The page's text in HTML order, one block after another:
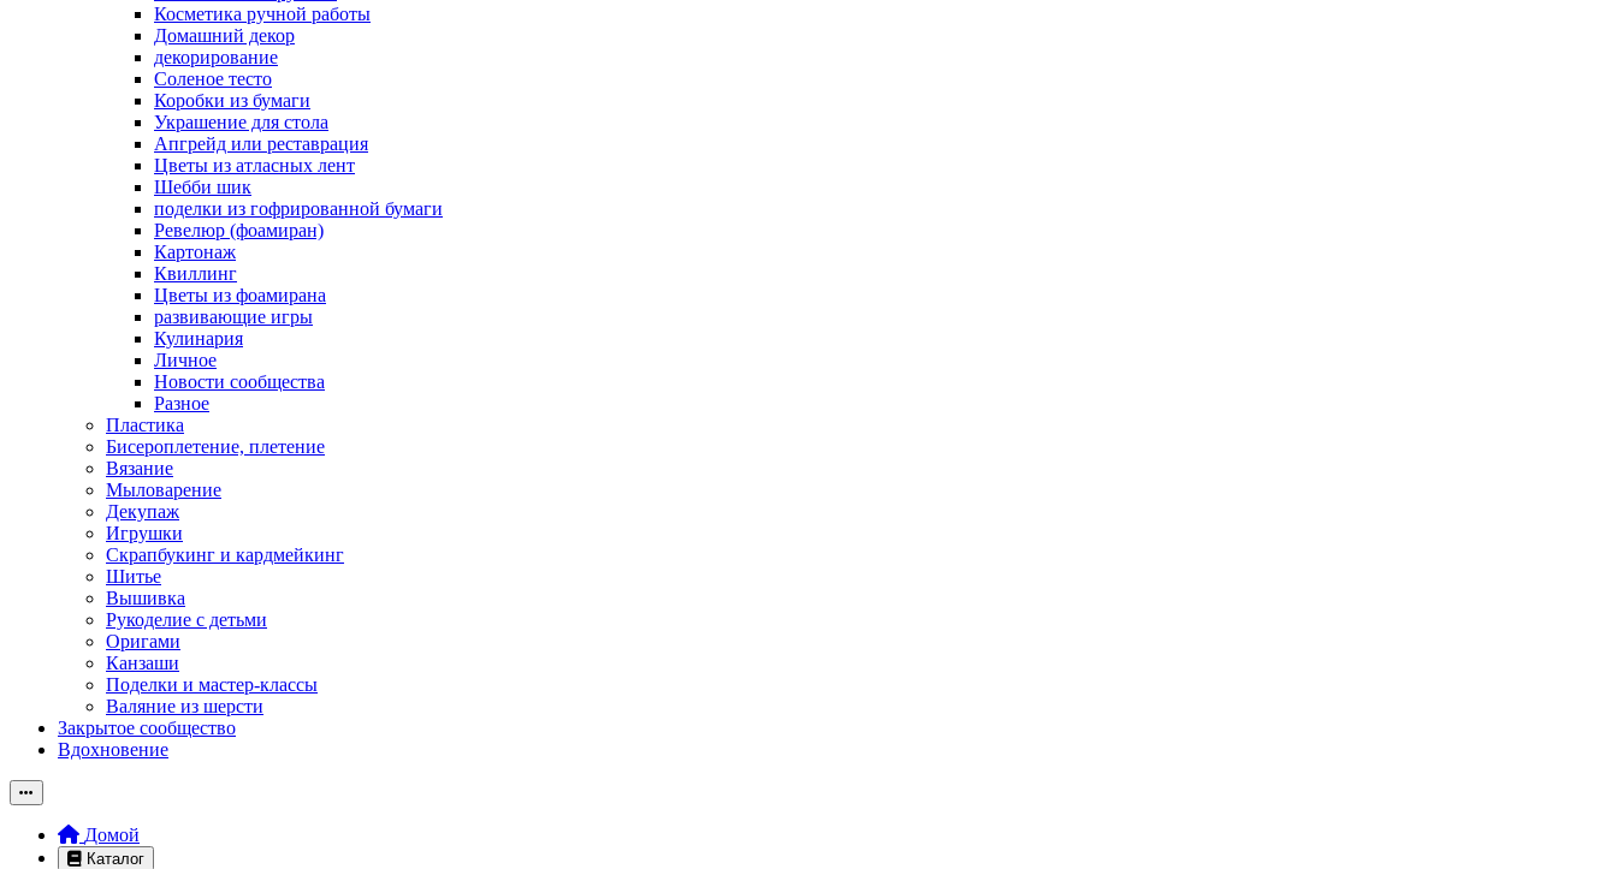
Косметика ручной работы
Домашний декор
декорирование
Соленое тесто
Коробки из бумаги
Украшение для стола
Апгрейд или реставрация
Цветы из атласных лент
Шебби шик
поделки из гофрированной бумаги
Ревелюр (фоамиран)
Картонаж
Квиллинг
Цветы из фоамирана
развивающие игры
Кулинария
Личное
Новости сообщества
Разное
Пластика
Бисероплетение, плетение
Вязание
Мыловарение
Декупаж
Игрушки
Скрапбукинг и кардмейкинг
Шитье
Вышивка
Рукоделие с детьми
Оригами
Канзаши
Поделки и мастер-классы
Валяние из шерсти
Закрытое сообщество
Вдохновение
Домой
Каталог